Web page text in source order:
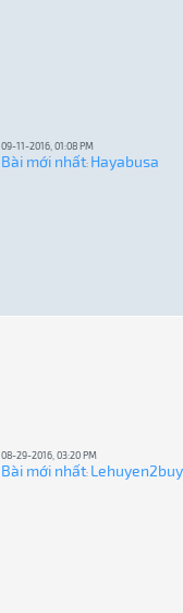
09-11-2016, 01:08 PM
Bài mới nhất: Hayabusa
08-29-2016, 03:20 PM
Bài mới nhất: Lehuyen2buy